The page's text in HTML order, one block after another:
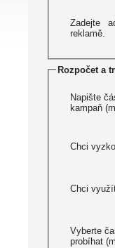
Zadejte
reklamě.
Rozpočet a
Napište
kampaň
Chci
Chci
Vyberte
probíhat